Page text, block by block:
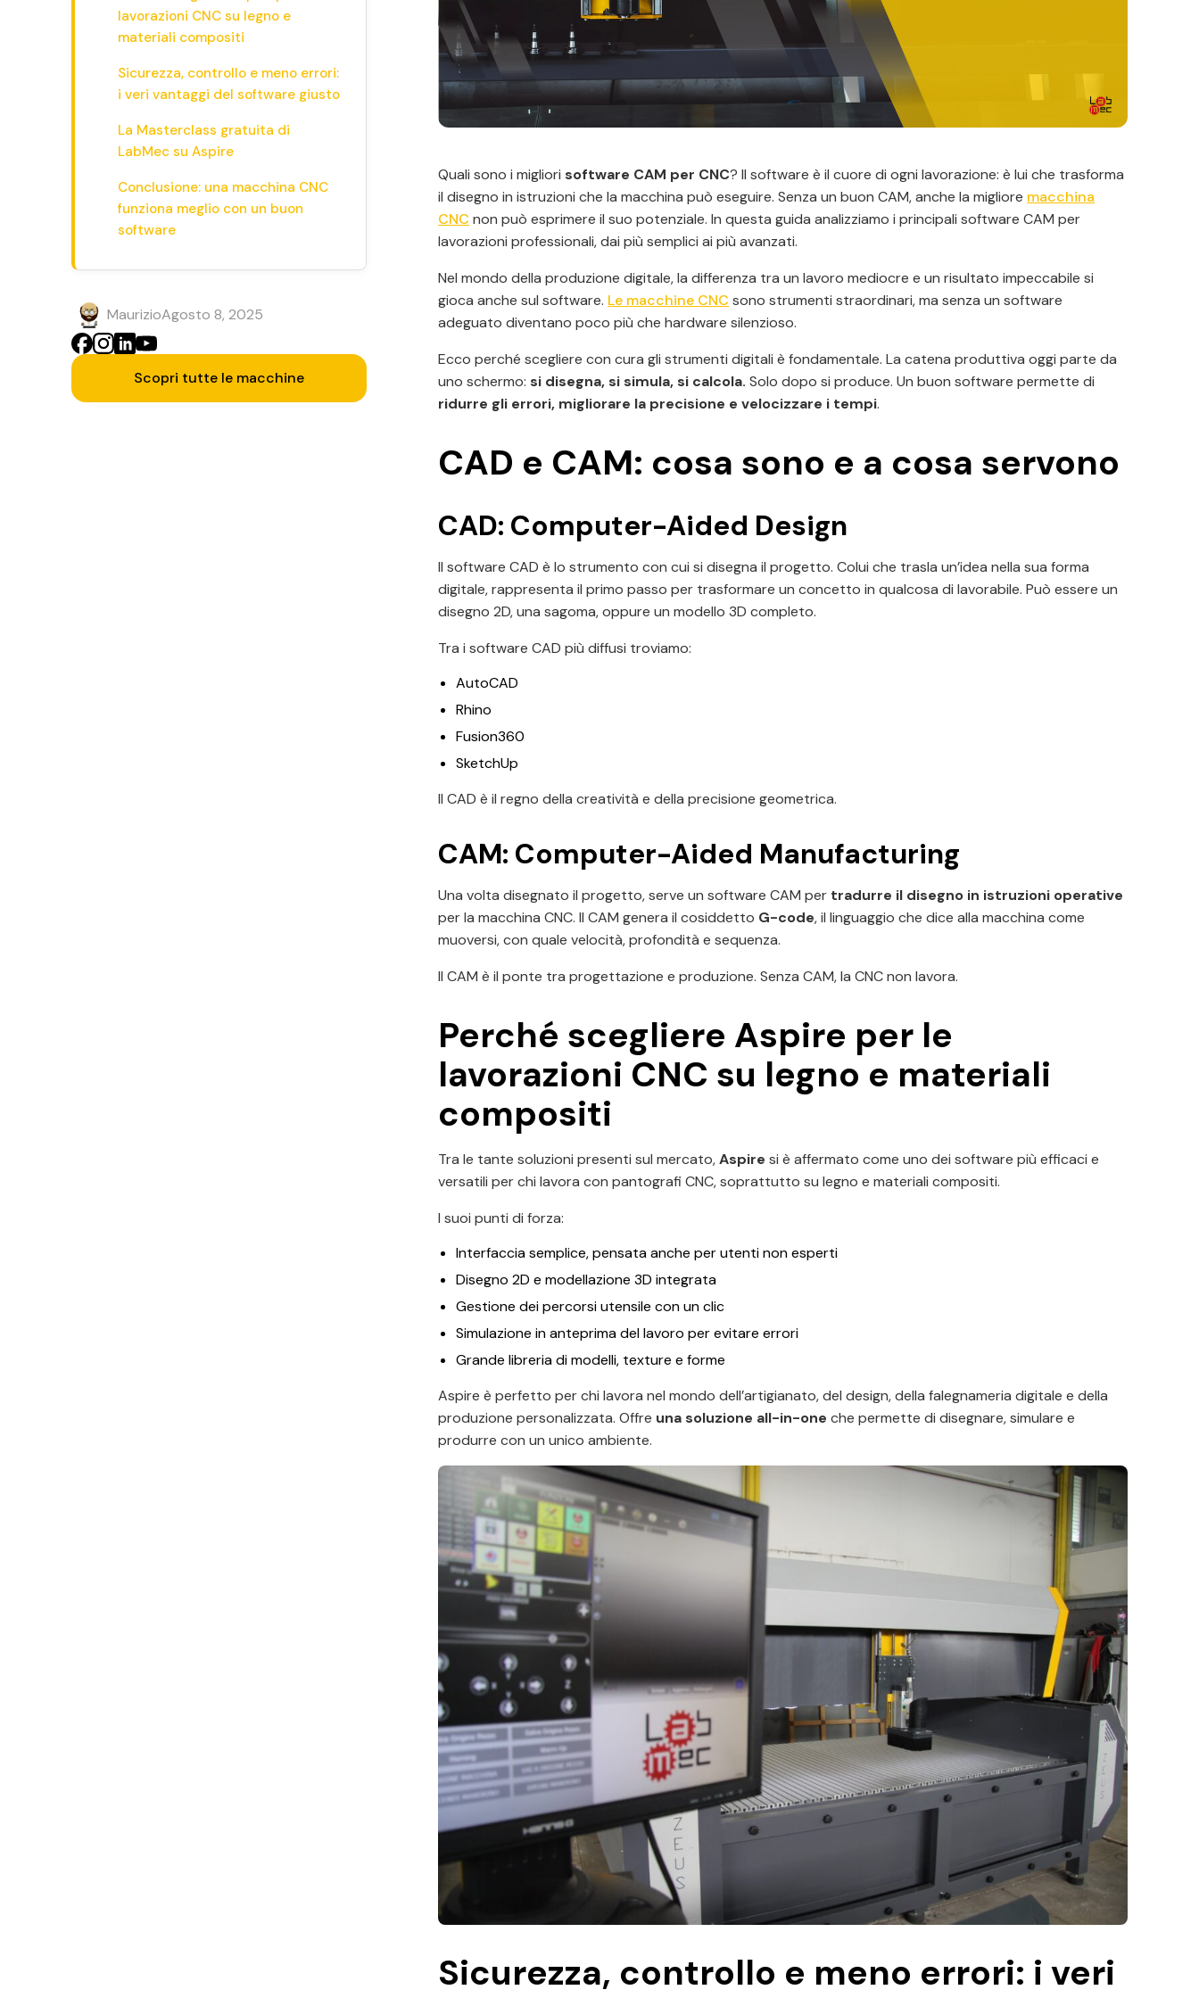
lavorazioni CNC su legno e
materiali compositi
Sicurezza, controllo e meno errori:
i veri vantaggi del software giusto
La Masterclass gratuita di
LabMec su Aspire
Conclusione: una macchina CNC
funziona meglio con un buon
software
MaurizioAgosto 8, 2025
Scopri tutte le macchine
Quali sono i migliori software CAM per CNC? Il software è il cuore di ogni lavorazione: è lui che trasforma
il disegno in istruzioni che la macchina può eseguire. Senza un buon CAM, anche la migliore macchina
CNC non può esprimere il suo potenziale. In questa guida analizziamo i principali software CAM per
lavorazioni professionali, dai più semplici ai più avanzati.
Nel mondo della produzione digitale, la differenza tra un lavoro mediocre e un risultato impeccabile si
gioca anche sul software. Le macchine CNC sono strumenti straordinari, ma senza un software
adeguato diventano poco più che hardware silenzioso.
Ecco perché scegliere con cura gli strumenti digitali è fondamentale. La catena produttiva oggi parte da
uno schermo: si disegna, si simula, si calcola. Solo dopo si produce. Un buon software permette di
ridurre gli errori, migliorare la precisione e velocizzare i tempi.
CAD e CAM: cosa sono e a cosa servono
CAD: Computer-Aided Design
Il software CAD è lo strumento con cui si disegna il progetto. Colui che trasla un’idea nella sua forma
digitale, rappresenta il primo passo per trasformare un concetto in qualcosa di lavorabile. Può essere un
disegno 2D, una sagoma, oppure un modello 3D completo.
Tra i software CAD più diffusi troviamo:
AutoCAD
Rhino
Fusion360
SketchUp
Il CAD è il regno della creatività e della precisione geometrica.
CAM: Computer-Aided Manufacturing
Una volta disegnato il progetto, serve un software CAM per tradurre il disegno in istruzioni operative
per la macchina CNC. Il CAM genera il cosiddetto G-code, il linguaggio che dice alla macchina come
muoversi, con quale velocità, profondità e sequenza.
Il CAM è il ponte tra progettazione e produzione. Senza CAM, la CNC non lavora.
Perché scegliere Aspire per le
lavorazioni CNC su legno e materiali
compositi
Tra le tante soluzioni presenti sul mercato,Aspire si è affermato come uno dei software più efficaci e
versatili per chi lavora con pantografi CNC, soprattutto su legno e materiali compositi.
I suoi punti di forza:
Interfaccia semplice, pensata anche per utenti non esperti
Disegno 2D e modellazione 3D integrata
Gestione dei percorsi utensile con un clic
Simulazione in anteprima del lavoro per evitare errori
Grande libreria di modelli, texture e forme
Aspire è perfetto per chi lavora nel mondo dell’artigianato, del design, della falegnameria digitale e della
produzione personalizzata. Offre una soluzione all-in-one che permette di disegnare, simulare e
produrre con un unico ambiente.
Sicurezza, controllo e meno errori: i veri